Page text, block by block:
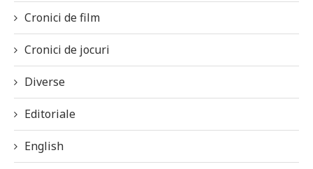
Cronici de film
Cronici de jocuri
Diverse
Editoriale
English